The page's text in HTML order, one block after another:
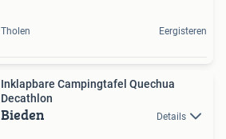
Tholen Eergisteren
Inklapbare Campingtafel Quechua
Decathlon
Bieden Details